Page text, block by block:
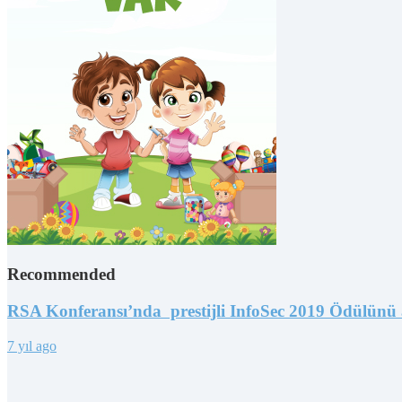
Recommended
RSA Konferansı’nda prestijli InfoSec 2019 Ödülünü
7 yıl ago